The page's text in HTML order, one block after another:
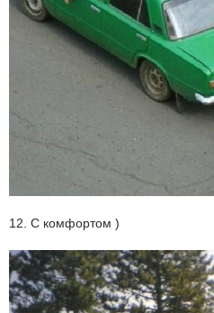
12. С комфортом )